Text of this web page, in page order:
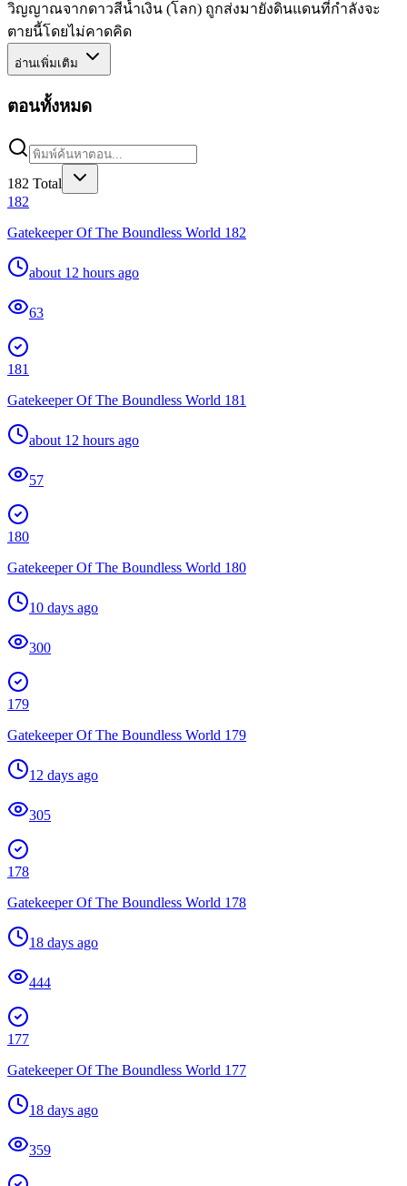
วิญญาณจากดาวสีน้ำเงิน (โลก) ถูกส่งมายังดินแดนที่กำลังจะ
ตายนี้โดยไม่คาดคิด
อ่านเพิ่มเติม
ตอนทั้งหมด
182 Total
182
Gatekeeper Of The Boundless World 182
about 12 hours ago
63
181
Gatekeeper Of The Boundless World 181
about 12 hours ago
57
180
Gatekeeper Of The Boundless World 180
10 days ago
300
179
Gatekeeper Of The Boundless World 179
12 days ago
305
178
Gatekeeper Of The Boundless World 178
18 days ago
444
177
Gatekeeper Of The Boundless World 177
18 days ago
359